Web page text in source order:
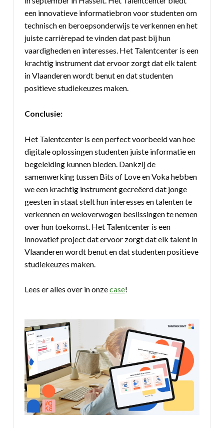
een innovatieve informatiebron voor studenten om
technisch en beroepsonderwijs te verkennen en het
juiste carrièrepad te vinden dat past bij hun
vaardigheden en interesses. Het Talentcenter is een
krachtig instrument dat ervoor zorgt dat elk talent
in Vlaanderen wordt benut en dat studenten
positieve studiekeuzes maken.
Conclusie:
Het Talentcenter is een perfect voorbeeld van hoe
digitale oplossingen studenten juiste informatie en
begeleiding kunnen bieden. Dankzij de
samenwerking tussen Bits of Love en Voka hebben
we een krachtig instrument gecreëerd dat jonge
geesten in staat stelt hun interesses en talenten te
verkennen en weloverwogen beslissingen te nemen
over hun toekomst. Het Talentcenter is een
innovatief project dat ervoor zorgt dat elk talent in
Vlaanderen wordt benut en dat studenten positieve
studiekeuzes maken.
Lees er alles over in onzecase!